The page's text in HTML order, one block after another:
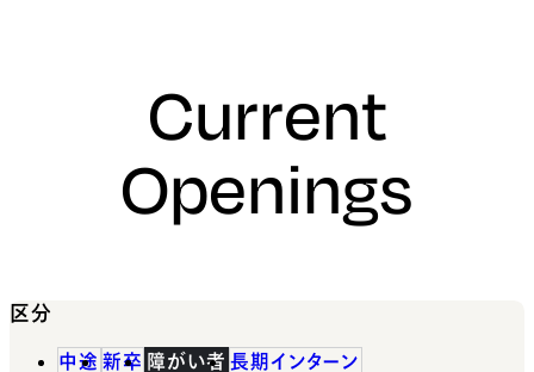
Current
Openings
区分
中途 新卒 障がい者 長期インターン